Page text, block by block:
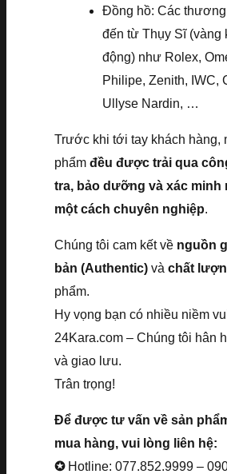
Đồng hồ: Các
đến từ Thụy Sĩ (vàng
động) như Rolex,
Philipe, Zenith, IWC,
Ullyse Nardin, …
Trước khi tới tay khách hàng,
phẩm đều được trải qua
tra, bảo dưỡng và xác minh
một cách chuyên nghiệp.
Chúng tôi cam kết về nguồn
bản (Authentic) và chất
phẩm.
Hy vọng bạn có nhiều niềm
24Kara.com – Chúng tôi hân
và giao lưu.
Trân trọng!
Để được tư vấn về sản
mua hàng, vui lòng liên hệ:
✪ Hotline: 077.852.9999 –